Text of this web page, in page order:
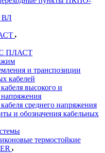
ВЛ
ПЛАСТ
и транспозиции
кабелей
высокого и
напряжения
среднего напряжения
и обозначения кабельных
термостойкие